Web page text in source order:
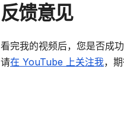
反馈意见
看完我的视频后，您是否成
请在 YouTube 上关注我，